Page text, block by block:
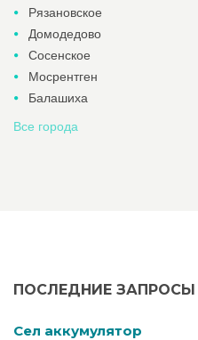
Рязановское
Домодедово
Сосенское
Мосрентген
Балашиха
Все города
ПОСЛЕДНИЕ
Cел аккумулятор